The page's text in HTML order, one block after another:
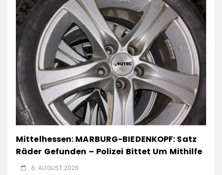
Mittelhessen: MARBURG-BIEDENKOPF: Satz
Räder Gefunden – Polizei Bittet Um Mithilfe
6. AUGUST 2026